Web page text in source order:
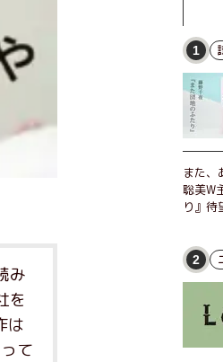
み
を
は
て
1
また
聡美W
り』
ょっと
恋バナ
湾映
わら
2